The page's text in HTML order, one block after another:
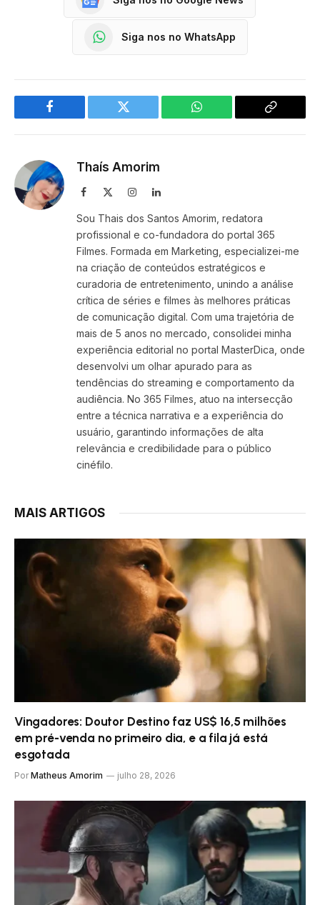
Siga nos no WhatsApp
Facebook Twitter WhatsApp
Copy
Thaís Amorim
Facebook InstagramLinkedIn
Sou Thais dos Santos Amorim, redatora
profissional e co-fundadora do portal 365
Filmes. Formada em Marketing, especializei-me
na criação de conteúdos estratégicos e
curadoria de entretenimento, unindo a análise
crítica de séries e filmes às melhores práticas
de comunicação digital. Com uma trajetória de
mais de 5 anos no mercado, consolidei minha
experiência editorial no portal MasterDica, onde
desenvolvi um olhar apurado para as
tendências do streaming e comportamento da
audiência. No 365 Filmes, atuo na intersecção
entre a técnica narrativa e a experiência do
usuário, garantindo informações de alta
relevância e credibilidade para o público
cinéfilo.
MAIS ARTIGOS
Vingadores: Doutor Destino faz US$ 16,5 milhões
em pré-venda no primeiro dia, e a fila já está
esgotada
Por Matheus Amorim julho 28, 2026